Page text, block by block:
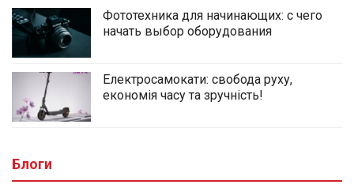
Фототехника для начинающих: с чего
начать выбор оборудования
Електросамокати: свобода руху,
економія часу та зручність!
Блоги